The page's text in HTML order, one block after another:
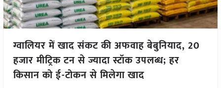
ग्वालियर में खाद संकट की अफवाह बेबुनियाद, 20
हजार मीट्रिक टन से ज्यादा स्टॉक उपलब्ध; हर
किसान को ई-टोकन से मिलेगा खाद